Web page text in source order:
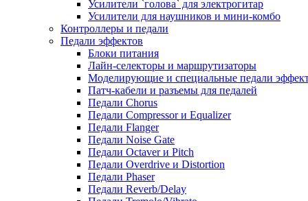
Усилители `голова` для электрогитар
Усилители для наушников и мини-комбо
Контроллеры и педали
Педали эффектов
Блоки питания
Лайн-селекторы и маршрутизаторы
Моделирующие и специальные педали
Патч-кабели и разъемы для педалей
Педали Chorus
Педали Compressor и Equalizer
Педали Flanger
Педали Noise Gate
Педали Octaver и Pitch
Педали Overdrive и Distortion
Педали Phaser
Педали Reverb/Delay